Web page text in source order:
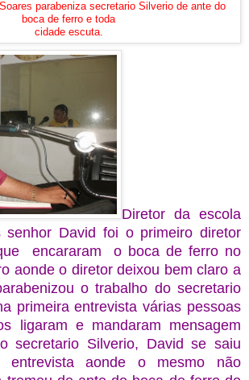
parabeniza secretario Silverio de ante do
boca de ferro e toda
cidade escuta.
Diretor da escola
senhor David foi o primeiro diretor
encararam o boca de ferro no
aonde o diretor deixou bem claro a
o trabalho do secretario
primeira entrevista várias pessoas
ligaram e mandaram mensagem
secretario Silverio, David se saiu
entrevista aonde o mesmo não